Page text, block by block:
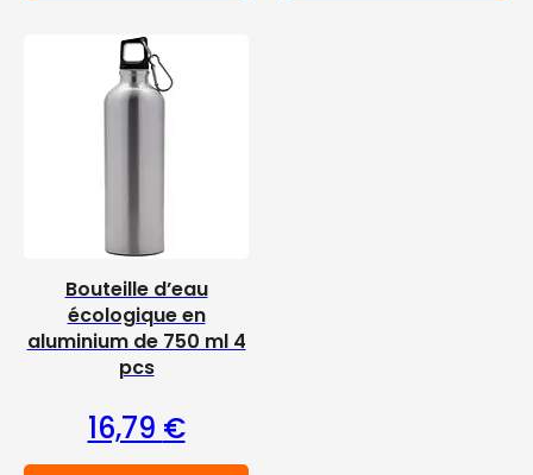
Bouteille d’eau
écologique en
aluminium de 750 ml 4
pcs
16,79 €